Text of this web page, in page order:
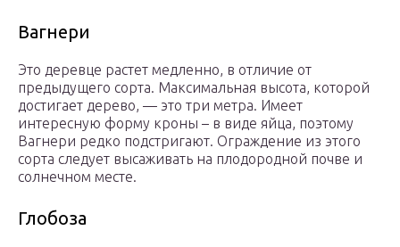
Вагнери
Это деревце растет медленно, в отличие от
предыдущего сорта. Максимальная высота, которой
достигает дерево, — это три метра. Имеет
интересную форму кроны – в виде яйца, поэтому
Вагнери редко подстригают. Ограждение из этого
сорта следует высаживать на плодородной почве и
солнечном месте.
Глобоза